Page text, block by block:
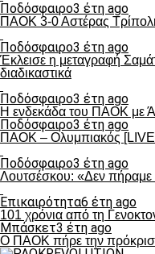
Ποδόσφαιρο3 έτη ago
ΠΑΟΚ 3-0 Αστέρας
Ποδόσφαιρο3 έτη ago
Έκλεισε η μεταγραφή
διαδικαστικά
Ποδόσφαιρο3 έτη ago
Η ενδεκάδα του ΠΑΟΚ με
Ποδόσφαιρο3 έτη ago
ΠΑΟΚ – Ολυμπιακός
Ποδόσφαιρο3 έτη ago
Λουτσέσκου: «Δεν πήραμε
Επικαιρότητα6 έτη ago
101 χρόνια από τη
Μπάσκετ3 έτη ago
Ο ΠΑΟΚ πήρε την